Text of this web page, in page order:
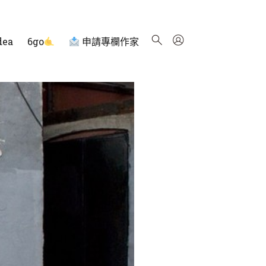
6go 申請專欄作家